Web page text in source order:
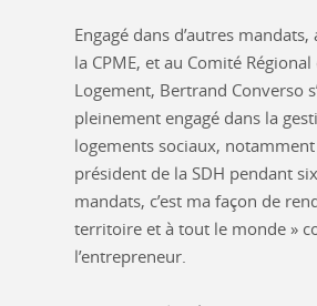
Engagé dans d’autres mandats,
la CPME, et au Comité Régional
Logement, Bertrand Converso
pleinement engagé dans la
logements sociaux,
président de la SDH pendant
mandats, c’est ma façon de
territoire et à tout le monde »
l’entrepreneur.